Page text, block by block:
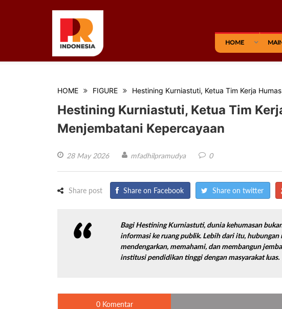
HOME
HOME FIGURE Hestining Kurniastuti, Ketua Tim Kerja
Hestining Kurniastuti, Ketua Tim
Menjembatani Kepercayaan
28 May 2026 mfadhilpramudya 0
Share post Share on Facebook Share on twitter
Bagi Hestining Kurniastuti, dunia kehumasan
informasi ke ruang publik. Lebih dari itu, hubungan
mendengarkan, memahami, dan membangun
institusi pendidikan tinggi dengan masyarakat luas.
0 Komentar